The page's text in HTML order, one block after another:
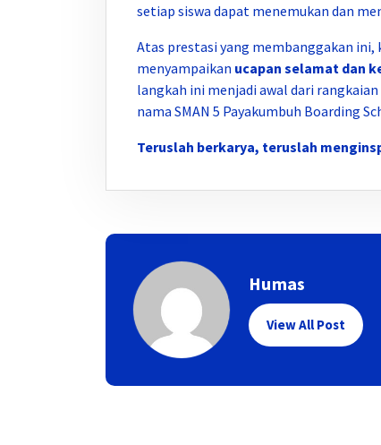
setiap siswa dapat menemukan dan
Atas prestasi yang membanggakan ini,
menyampaikan ucapan selamat dan
langkah ini menjadi awal dari
nama SMAN 5 Payakumbuh Boarding
Teruslah berkarya, teruslah
Humas
View All Post